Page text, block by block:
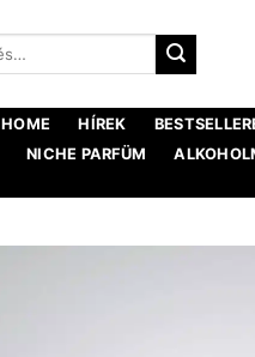
HOME HÍREK
NICHE PARFÜM